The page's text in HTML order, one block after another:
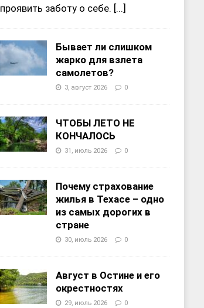
проявить заботу о себе. [...]
Бывает ли слишком
жарко для взлета
самолетов?
3, август 2026 0
ЧТОБЫ ЛЕТО НЕ
КОНЧАЛОСЬ
31, июль 2026 0
Почему страхование
жилья в Техасе – одно
из самых дорогих в
стране
30, июль 2026 0
Август в Остине и его
окрестностях
29, июль 2026 0